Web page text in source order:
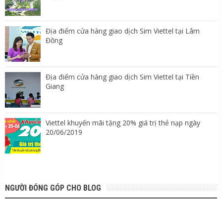
Địa điểm cửa hàng giao dịch Sim Viettel tại Lâm
Đồng
Địa điểm cửa hàng giao dịch Sim Viettel tại Tiền
Giang
Viettel khuyến mãi tặng 20% giá trị thẻ nạp ngày
20/06/2019
NGƯỜI ĐÓNG GÓP CHO BLOG